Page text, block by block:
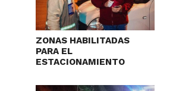
ZONAS HABILITADAS
PARA EL
ESTACIONAMIENTO